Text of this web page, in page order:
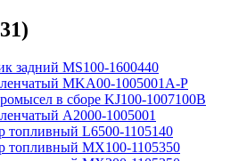
задний MS100-1600440
MKA00-1005001A-P
в сборе KJ100-1007100B
A2000-1005001
топливный L6500-1105140
топливный MX100-1105350